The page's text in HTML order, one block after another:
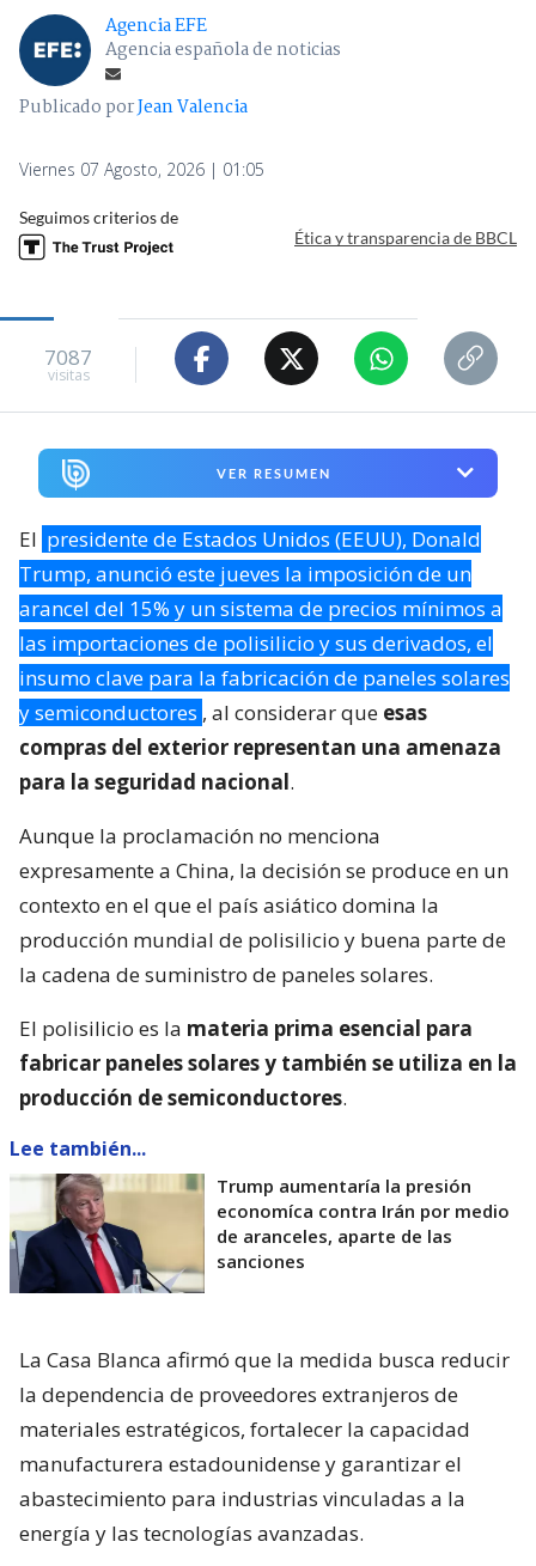
Agencia EFE
Agencia española de noticias
Publicado porJean Valencia
Viernes 07 Agosto, 2026 | 01:05
Seguimos criterios de
Ética y transparencia de BBCL
7087
visitas
VER RESUMEN
El presidente de Estados Unidos (EEUU), Donald
Trump, anunció este jueves la imposición de un
arancel del 15% y un sistema de precios mínimos a
las importaciones de polisilicio y sus derivados, el
insumo clave para la fabricación de paneles solares
y semiconductores , al considerar que esas
compras del exterior representan una amenaza
para la seguridad nacional.
Aunque la proclamación no menciona
expresamente a China, la decisión se produce en un
contexto en el que el país asiático domina la
producción mundial de polisilicio y buena parte de
la cadena de suministro de paneles solares.
El polisilicio es la materia prima esencial para
fabricar paneles solares y también se utiliza en la
producción de semiconductores.
Lee también...
Trump aumentaría la presión
economíca contra Irán por medio
de aranceles, aparte de las
sanciones
La Casa Blanca afirmó que la medida busca reducir
la dependencia de proveedores extranjeros de
materiales estratégicos, fortalecer la capacidad
manufacturera estadounidense y garantizar el
abastecimiento para industrias vinculadas a la
energía y las tecnologías avanzadas.